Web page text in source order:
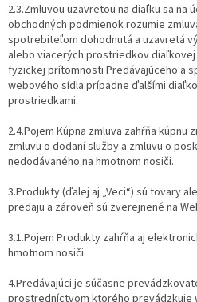
2.3.Zmluvou uzavretou na diaľku sa na
obchodných podmienok rozumie
spotrebiteľom dohodnutá a uzavretá
alebo viacerých prostriedkov
fyzickej prítomnosti Predávajúceho a
webového sídla prípadne ďalšími
prostriedkami.
2.4.Pojem Kúpna zmluva zahŕňa kúpnu
zmluvu o dodaní služby a zmluvu o
nedodávaného na hmotnom nosiči.
3.Produkty (ďalej aj „Veci“) sú tovary
predaju a zároveň sú zverejnené na
3.1.Pojem Produkty zahŕňa aj
hmotnom nosiči.
4.Predávajúci je súčasne
prostredníctvom ktorého prevádzkuje